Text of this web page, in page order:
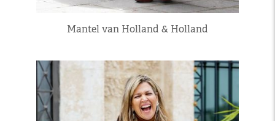
Mantel van Holland & Holland